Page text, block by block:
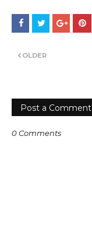
OLDER
Post a Comment
0 Comments